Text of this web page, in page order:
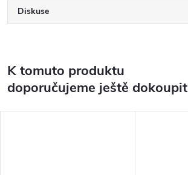
Diskuse
K tomuto produktu
doporučujeme ještě dokoupit